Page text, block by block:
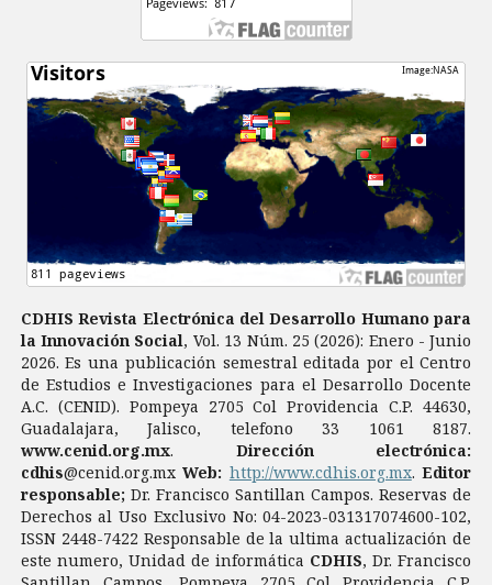
CDHIS Revista Electrónica del Desarrollo Humano para
la Innovación Social, Vol. 13 Núm. 25 (2026): Enero - Junio
2026. Es una publicación semestral editada por el Centro
de Estudios e Investigaciones para el Desarrollo Docente
A.C. (CENID). Pompeya 2705 Col Providencia C.P. 44630,
Guadalajara, Jalisco, telefono 33 1061 8187.
www.cenid.org.mx. Dirección electrónica:
cdhis@cenid.org.mxWeb: http://www.cdhis.org.mx. Editor
responsable; Dr. Francisco Santillan Campos. Reservas de
Derechos al Uso Exclusivo No: 04-2023-031317074600-102,
ISSN 2448-7422 Responsable de la ultima actualización de
este numero, Unidad de informática CDHIS, Dr. Francisco